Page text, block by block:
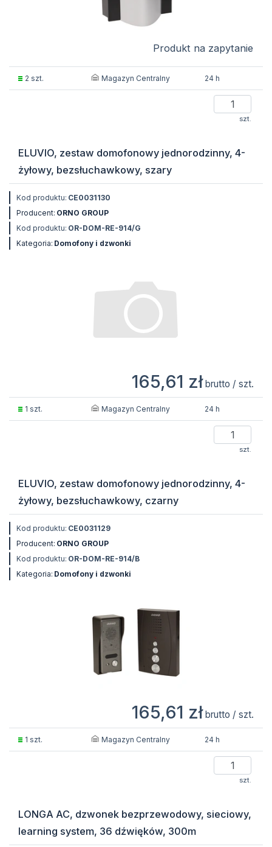
Produkt na zapytanie
2 szt. Magazyn Centralny 24 h
szt.
ELUVIO, zestaw domofonowy jednorodzinny, 4-
żyłowy, bezsłuchawkowy, szary
Kod produktu: CE0031130
Producent: ORNO GROUP
Kod produktu: OR-DOM-RE-914/G
Kategoria: Domofony i dzwonki
165,61 zł brutto / szt.
1 szt. Magazyn Centralny 24 h
szt.
ELUVIO, zestaw domofonowy jednorodzinny, 4-
żyłowy, bezsłuchawkowy, czarny
Kod produktu: CE0031129
Producent: ORNO GROUP
Kod produktu: OR-DOM-RE-914/B
Kategoria: Domofony i dzwonki
165,61 zł brutto / szt.
1 szt. Magazyn Centralny 24 h
szt.
LONGA AC, dzwonek bezprzewodowy, sieciowy,
learning system, 36 dźwięków, 300m